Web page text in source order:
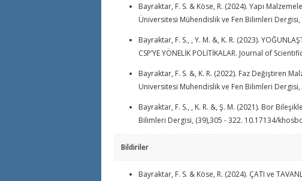
Bayraktar, F. S. & Köse, R. (2024). Yapı
Üniversitesi Mühendislik ve Fen Bilimleri
Bayraktar, F. S., , Y. M. &, K. R. (2023).
CSP’YE YÖNELİK POLİTİKALAR. Journal of
Bayraktar, F. S. &, K. R. (2022). Faz Değiştiren
Universitesi Muhendislik ve Fen Bilimleri
Bayraktar, F. S., , K. R. &, Ş. M. (2021). Bor
Bilimleri Dergisi, (39),305 - 322. 10.17134/
Bildiriler
Bayraktar, F. S. & Köse, R. (2024). ÇATI ve